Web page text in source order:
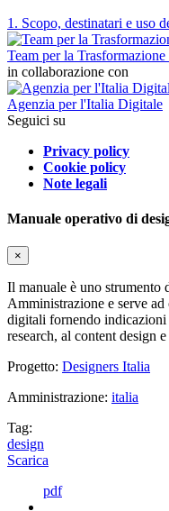
1. Scopo, destinatari e uso
Team per la
in collaborazione con
Agenzia per l'Italia Digitale
Seguici su
Privacy policy
Cookie policy
Note legali
Manuale operativo di
×
Il manuale è uno strumento
Amministrazione e serve
digitali fornendo indicazioni
research, al content design
Progetto: Designers Italia
Amministrazione: italia
Tag:
design
Scarica
pdf